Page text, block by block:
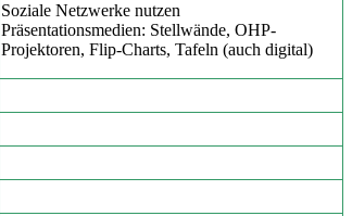
Soziale Netzwerke nutzen
Präsentationsmedien: Stellwände, OHP-
Projektoren, Flip-Charts, Tafeln (auch digital)